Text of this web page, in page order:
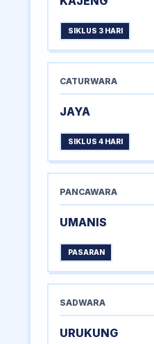
SIKLUS 3 HARI
CATURWARA
JAYA
SIKLUS 4 HARI
PANCAWARA
UMANIS
PASARAN
SADWARA
URUKUNG